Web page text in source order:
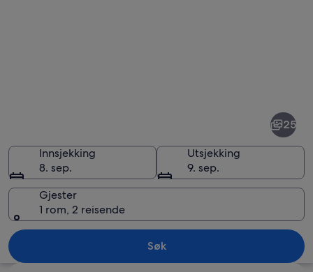
Novella
25
Innsjekking
8. sep.
Utsjekking
9. sep.
Gjester
1 rom, 2 reisende
Søk